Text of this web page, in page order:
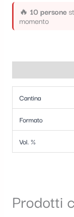
🔥 10 persone
momento
Cantina
Formato
Vol. %
Prodotti